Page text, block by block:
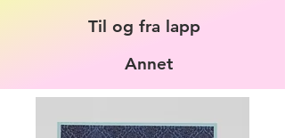
Til og fra lapp
Annet